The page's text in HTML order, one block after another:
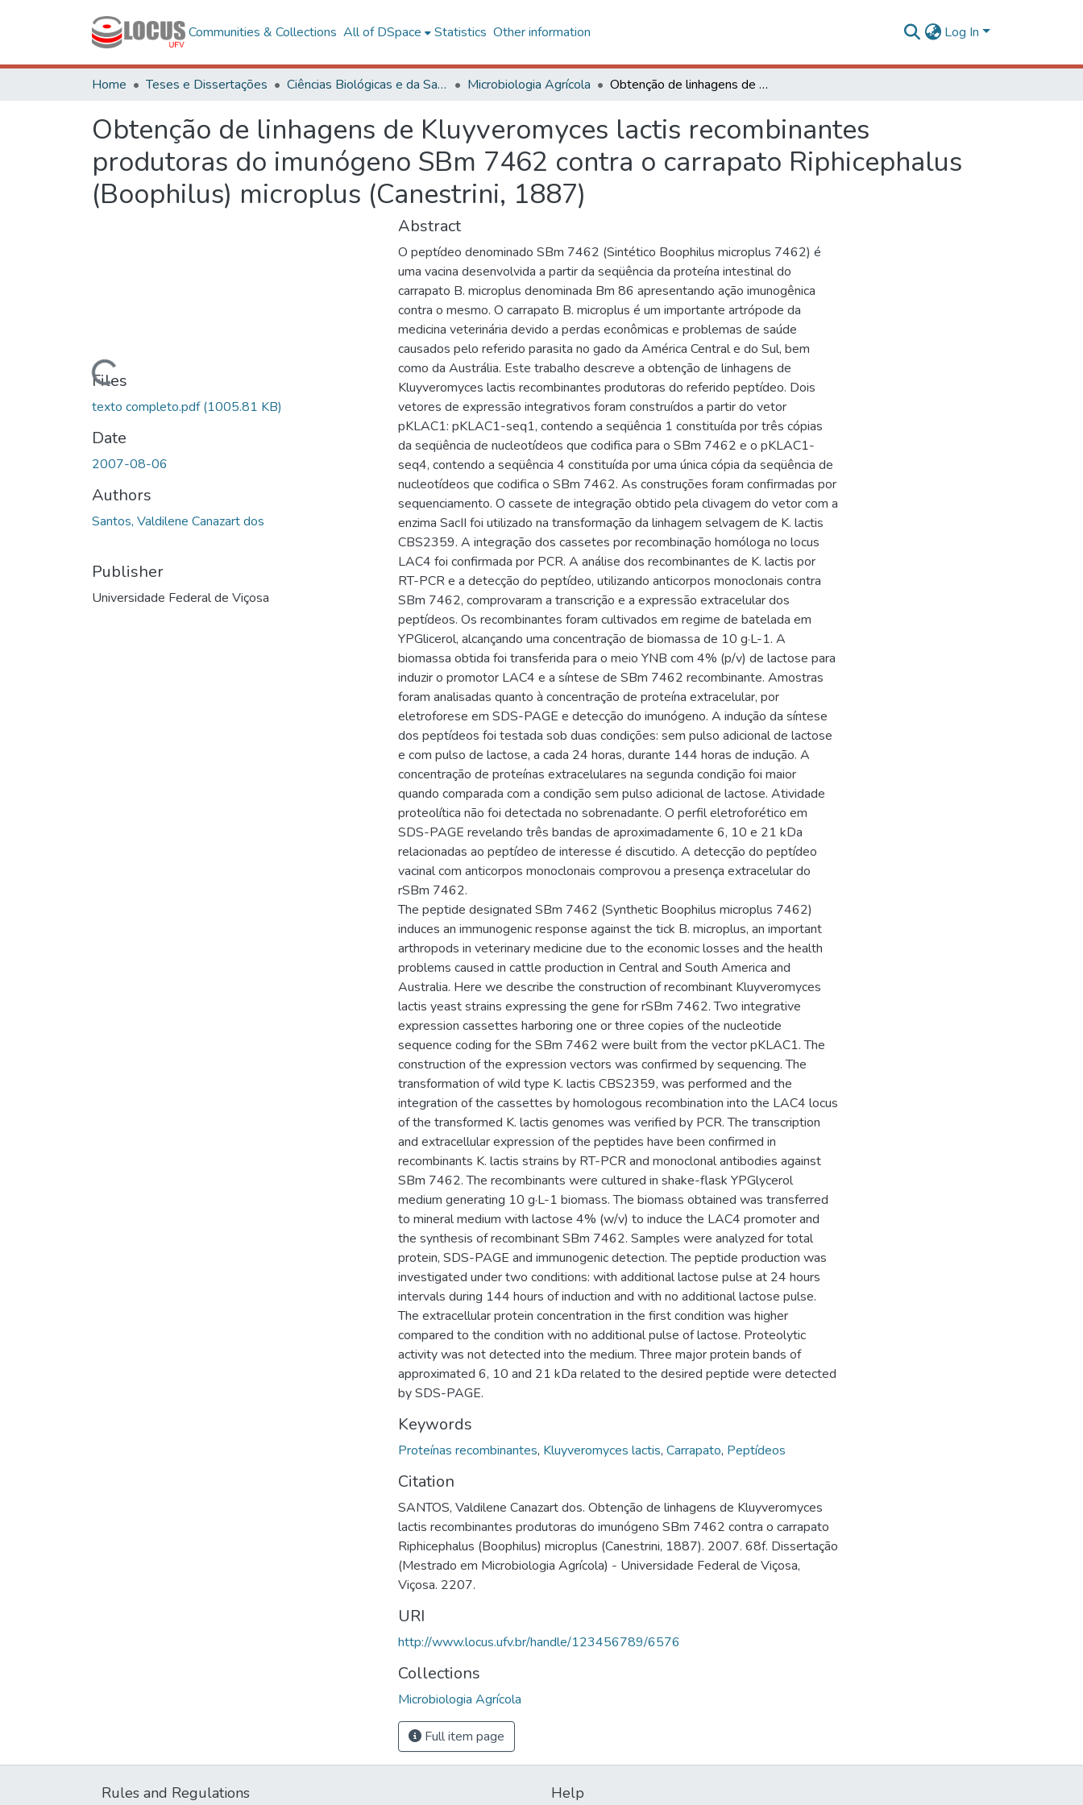
Communities & Collections All of DSpace Statistics Other information Log In
Home Teses e Dissertações Ciências Biológicas e da Saúde Microbiologia Agrícola Obtenção de linhagens de Kluyveromyces lactis recombinantes produtoras do imunógeno SBm 7462 contra o carrapato Riphicephalus (Boophilus) microplus (Canestrini, 1887)
Obtenção de linhagens de Kluyveromyces lactis recombinantes
produtoras do imunógeno SBm 7462 contra o carrapato Riphicephalus
(Boophilus) microplus (Canestrini, 1887)
Loading...
Files
texto completo.pdf(1005.81 KB)
Date
2007-08-06
Authors
Santos, Valdilene Canazart dos
Publisher
Universidade Federal de Viçosa
Abstract
O peptídeo denominado SBm 7462 (Sintético Boophilus microplus 7462) é
uma vacina desenvolvida a partir da seqüência da proteína intestinal do
carrapato B. microplus denominada Bm 86 apresentando ação imunogênica
contra o mesmo. O carrapato B. microplus é um importante artrópode da
medicina veterinária devido a perdas econômicas e problemas de saúde
causados pelo referido parasita no gado da América Central e do Sul, bem
como da Austrália. Este trabalho descreve a obtenção de linhagens de
Kluyveromyces lactis recombinantes produtoras do referido peptídeo. Dois
vetores de expressão integrativos foram construídos a partir do vetor
pKLAC1: pKLAC1-seq1, contendo a seqüência 1 constituída por três cópias
da seqüência de nucleotídeos que codifica para o SBm 7462 e o pKLAC1-
seq4, contendo a seqüência 4 constituída por uma única cópia da seqüência de
nucleotídeos que codifica o SBm 7462. As construções foram confirmadas por
sequenciamento. O cassete de integração obtido pela clivagem do vetor com a
enzima SacII foi utilizado na transformação da linhagem selvagem de K. lactis
CBS2359. A integração dos cassetes por recombinação homóloga no locus
LAC4 foi confirmada por PCR. A análise dos recombinantes de K. lactis por
RT-PCR e a detecção do peptídeo, utilizando anticorpos monoclonais contra
SBm 7462, comprovaram a transcrição e a expressão extracelular dos
peptídeos. Os recombinantes foram cultivados em regime de batelada em
YPGlicerol, alcançando uma concentração de biomassa de 10 g·L-1. A
biomassa obtida foi transferida para o meio YNB com 4% (p/v) de lactose para
induzir o promotor LAC4 e a síntese de SBm 7462 recombinante. Amostras
foram analisadas quanto à concentração de proteína extracelular, por
eletroforese em SDS-PAGE e detecção do imunógeno. A indução da síntese
dos peptídeos foi testada sob duas condições: sem pulso adicional de lactose
e com pulso de lactose, a cada 24 horas, durante 144 horas de indução. A
concentração de proteínas extracelulares na segunda condição foi maior
quando comparada com a condição sem pulso adicional de lactose. Atividade
proteolítica não foi detectada no sobrenadante. O perfil eletroforético em
SDS-PAGE revelando três bandas de aproximadamente 6, 10 e 21 kDa
relacionadas ao peptídeo de interesse é discutido. A detecção do peptídeo
vacinal com anticorpos monoclonais comprovou a presença extracelular do
rSBm 7462.
The peptide designated SBm 7462 (Synthetic Boophilus microplus 7462)
induces an immunogenic response against the tick B. microplus, an important
arthropods in veterinary medicine due to the economic losses and the health
problems caused in cattle production in Central and South America and
Australia. Here we describe the construction of recombinant Kluyveromyces
lactis yeast strains expressing the gene for rSBm 7462. Two integrative
expression cassettes harboring one or three copies of the nucleotide
sequence coding for the SBm 7462 were built from the vector pKLAC1. The
construction of the expression vectors was confirmed by sequencing. The
transformation of wild type K. lactis CBS2359, was performed and the
integration of the cassettes by homologous recombination into the LAC4 locus
of the transformed K. lactis genomes was verified by PCR. The transcription
and extracellular expression of the peptides have been confirmed in
recombinants K. lactis strains by RT-PCR and monoclonal antibodies against
SBm 7462. The recombinants were cultured in shake-flask YPGlycerol
medium generating 10 g·L-1 biomass. The biomass obtained was transferred
to mineral medium with lactose 4% (w/v) to induce the LAC4 promoter and
the synthesis of recombinant SBm 7462. Samples were analyzed for total
protein, SDS-PAGE and immunogenic detection. The peptide production was
investigated under two conditions: with additional lactose pulse at 24 hours
intervals during 144 hours of induction and with no additional lactose pulse.
The extracellular protein concentration in the first condition was higher
compared to the condition with no additional pulse of lactose. Proteolytic
activity was not detected into the medium. Three major protein bands of
approximated 6, 10 and 21 kDa related to the desired peptide were detected
by SDS-PAGE.
Keywords
Proteínas recombinantes, Kluyveromyces lactis, Carrapato, Peptídeos
Citation
SANTOS, Valdilene Canazart dos. Obtenção de linhagens de Kluyveromyces
lactis recombinantes produtoras do imunógeno SBm 7462 contra o carrapato
Riphicephalus (Boophilus) microplus (Canestrini, 1887). 2007. 68f. Dissertação
(Mestrado em Microbiologia Agrícola) - Universidade Federal de Viçosa,
Viçosa. 2207.
URI
http://www.locus.ufv.br/handle/123456789/6576
Collections
Microbiologia Agrícola
Full item page
Rules and Regulations Help